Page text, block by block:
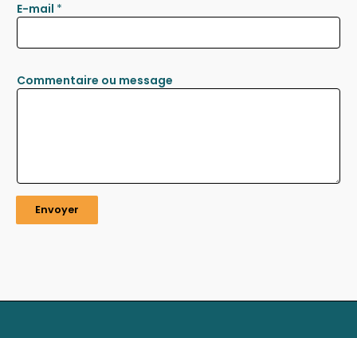
E-mail *
Commentaire ou message
Envoyer